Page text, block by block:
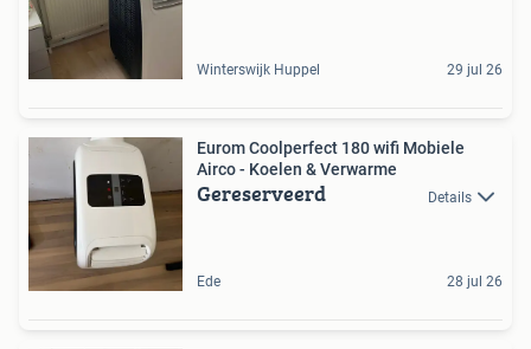
Winterswijk Huppel 29 jul 26
Eurom Coolperfect 180 wifi Mobiele
Airco - Koelen & Verwarme
Gereserveerd Details
Ede 28 jul 26